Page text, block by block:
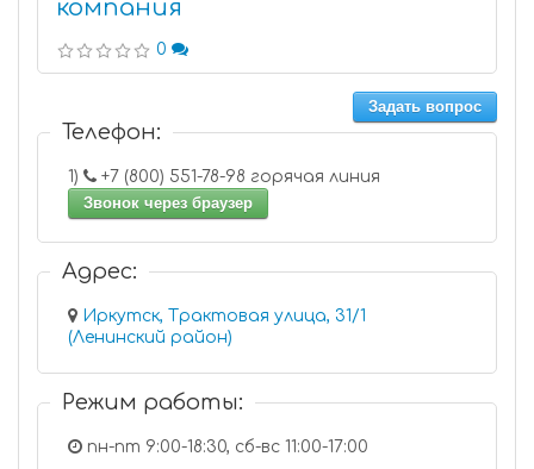
компания
0
Задать вопрос
Телефон:
1)
+7 (800) 551-78-98 горячая линия
Звонок через браузер
Адрес:
Иркутск, Трактовая улица, 31/1
(Ленинский район)
Режим работы:
пн-пт 9:00-18:30, сб-вс 11:00-17:00